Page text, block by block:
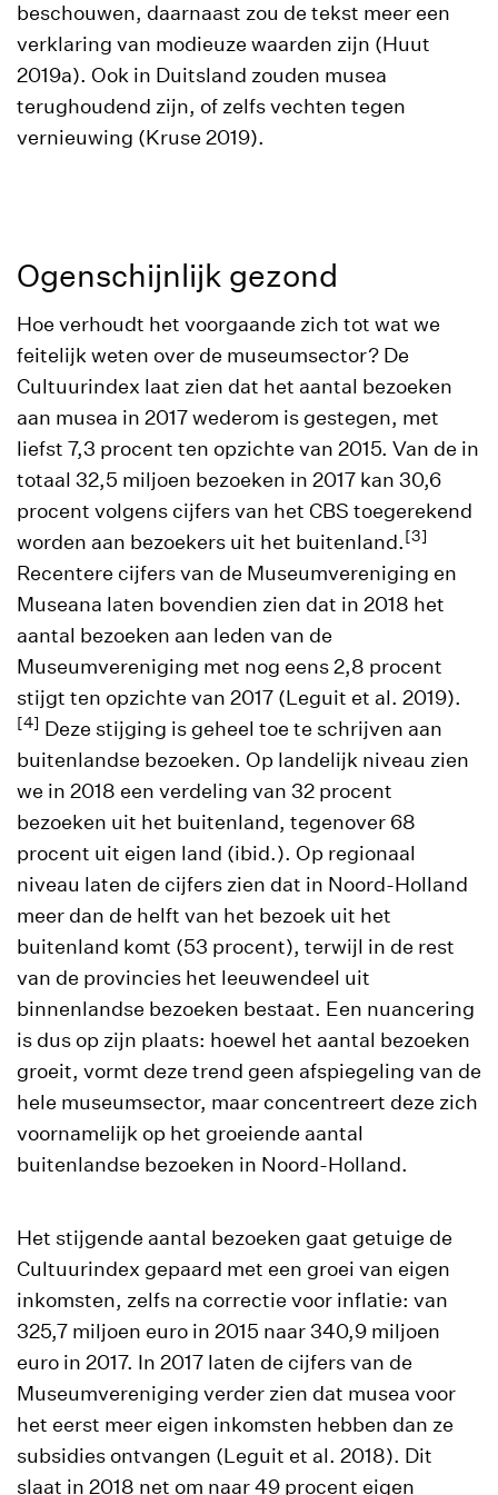
beschouwen, daarnaast zou de tekst meer een
verklaring van modieuze waarden zijn (Huut
2019a). Ook in Duitsland zouden musea
terughoudend zijn, of zelfs vechten tegen
vernieuwing (Kruse 2019).
Ogenschijnlijk gezond
Hoe verhoudt het voorgaande zich tot wat we
feitelijk weten over de museumsector? De
Cultuurindex laat zien dat het aantal bezoeken
aan musea in 2017 wederom is gestegen, met
liefst 7,3 procent ten opzichte van 2015. Van de in
totaal 32,5 miljoen bezoeken in 2017 kan 30,6
procent volgens cijfers van het CBS toegerekend
worden aan bezoekers uit het buitenland.[3]
Recentere cijfers van de Museumvereniging en
Museana laten bovendien zien dat in 2018 het
aantal bezoeken aan leden van de
Museumvereniging met nog eens 2,8 procent
stijgt ten opzichte van 2017 (Leguit et al. 2019).
[4] Deze stijging is geheel toe te schrijven aan
buitenlandse bezoeken. Op landelijk niveau zien
we in 2018 een verdeling van 32 procent
bezoeken uit het buitenland, tegenover 68
procent uit eigen land (ibid.). Op regionaal
niveau laten de cijfers zien dat in Noord-Holland
meer dan de helft van het bezoek uit het
buitenland komt (53 procent), terwijl in de rest
van de provincies het leeuwendeel uit
binnenlandse bezoeken bestaat. Een nuancering
is dus op zijn plaats: hoewel het aantal bezoeken
groeit, vormt deze trend geen afspiegeling van de
hele museumsector, maar concentreert deze zich
voornamelijk op het groeiende aantal
buitenlandse bezoeken in Noord-Holland.
Het stijgende aantal bezoeken gaat getuige de
Cultuurindex gepaard met een groei van eigen
inkomsten, zelfs na correctie voor inflatie: van
325,7 miljoen euro in 2015 naar 340,9 miljoen
euro in 2017. In 2017 laten de cijfers van de
Museumvereniging verder zien dat musea voor
het eerst meer eigen inkomsten hebben dan ze
subsidies ontvangen (Leguit et al. 2018). Dit
slaat in 2018 net om naar 49 procent eigen